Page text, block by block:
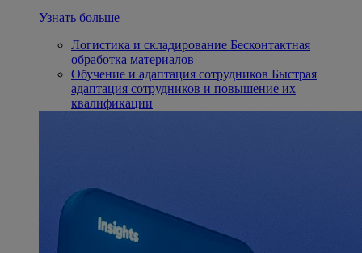
Узнать больше
Логистика и складирование Бесконтактная
обработка материалов
Обучение и адаптация сотрудников Быстрая
адаптация сотрудников и повышение их
квалификации